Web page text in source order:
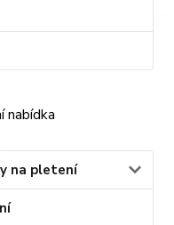
nabídka
na pletení